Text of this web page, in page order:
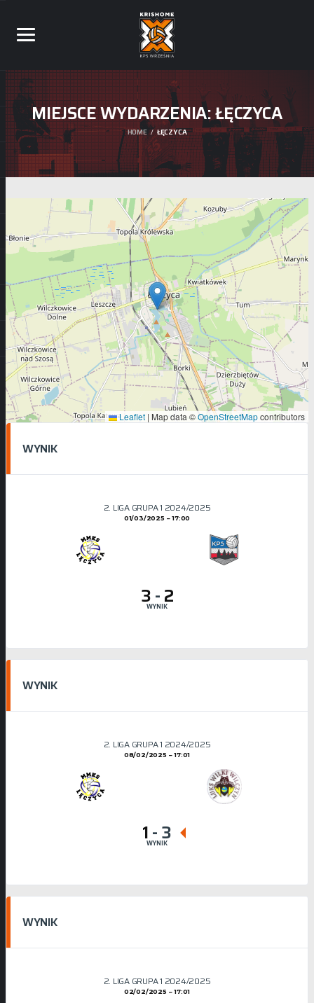
MIEJSCE WYDARZENIA:ŁĘCZYCA
HOME ŁĘCZYCA
Leaflet | Map data ©OpenStreetMapcontributors
WYNIK
2. LIGA GRUPA 1 2024/2025
01/03/2025 17:00
3-2
WYNIK
WYNIK
2. LIGA GRUPA 1 2024/2025
08/02/2025 17:01
1-3
WYNIK
WYNIK
2. LIGA GRUPA 1 2024/2025
02/02/2025 17:01